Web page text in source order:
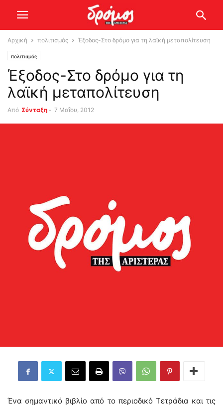
Αρχική πολιτισμός Έξοδος-Στο δρόμο για τη λαϊκή μεταπολίτευση
πολιτισμός
Έξοδος-Στο δρόμο για τη
λαϊκή μεταπολίτευση
Από Σύνταξη - 7 Μαΐου, 2012
Ένα σημαντικό βιβλίο από το περιοδικό Τετράδια και τις